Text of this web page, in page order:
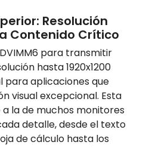
Resolución
Contenido Crítico
para transmitir
hasta 1920x1200
para aplicaciones que
visual excepcional. Esta
la de muchos monitores
detalle, desde el texto
de cálculo hasta los